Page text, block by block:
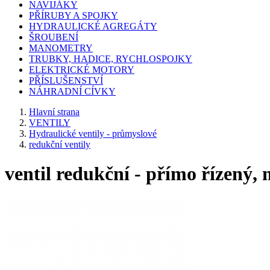
NAVIJÁKY
PŘÍRUBY A SPOJKY
HYDRAULICKÉ AGREGÁTY
ŠROUBENÍ
MANOMETRY
TRUBKY, HADICE, RYCHLOSPOJKY
ELEKTRICKÉ MOTORY
PŘÍSLUŠENSTVÍ
NÁHRADNÍ CÍVKY
Hlavní strana
VENTILY
Hydraulické ventily - průmyslové
redukční ventily
ventil redukční - přímo řízený,